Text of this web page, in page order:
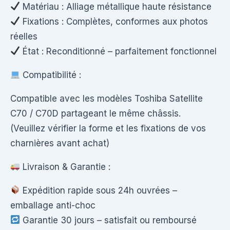
Matériau : Alliage métallique haute résistance
Fixations : Complètes, conformes aux photos
réelles
État : Reconditionné – parfaitement fonctionnel
Compatibilité :
Compatible avec les modèles Toshiba Satellite
C70 / C70D partageant le même châssis.
(Veuillez vérifier la forme et les fixations de vos
charnières avant achat)
Livraison & Garantie :
Expédition rapide sous 24h ouvrées –
emballage anti-choc
Garantie 30 jours – satisfait ou remboursé